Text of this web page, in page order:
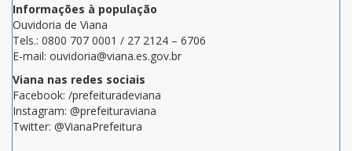
Informações à população
Ouvidoria de Viana
Tels.: 0800 707 0001 / 27 2124 – 6706
E-mail: ouvidoria@viana.es.gov.br
Viana nas redes sociais
Facebook: /prefeituradeviana
Instagram: @prefeituraviana
Twitter: @VianaPrefeitura